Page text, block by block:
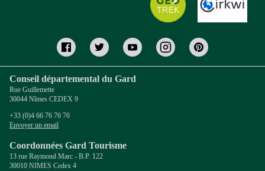
Conseil départemental du Gard
Rue Guillemette
30044 Nîmes CEDEX 9
+33 (0)4 66 76 76 76
Envoyer un email
Coordonnées Gard Tourisme
13 rue Raymond Marc - B.P. 122
30010 NIMES Cedex 4